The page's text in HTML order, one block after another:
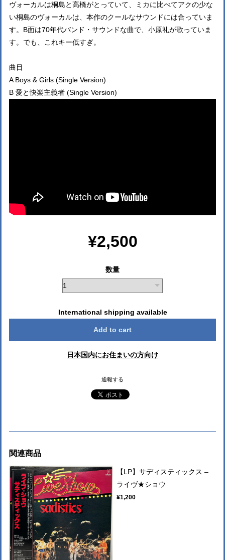
ヴォーカルは桐島と高橋がとっていて、ミカに比べてアクの少な
い桐島のヴォーカルは、本作のクールなサウンドには合っていま
す。B面は70年代バンド・サウンドな曲で、小原礼が歌っていま
す。でも、これキー低すぎ。
曲目
A Boys & Girls (Single Version)
B 愛と快楽主義者 (Single Version)
¥2,500
数量
International shipping available
Add to cart
日本国内にお住まいの方向け
通報する
関連商品
【LP】サディスティックス –
ライヴ★ショウ
¥1,200